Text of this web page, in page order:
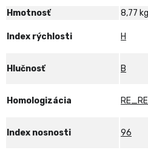
96H
Hmotnosť 8,77 kg
Index rýchlosti H
Hlučnosť B
Homologizácia
Index nosnosti 96